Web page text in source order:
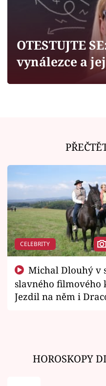
Sledujte prima+
Filmový festival
Sledujte nás
OTESTUJTE
vynálezce a
CELEBRITY
slavného filmového
Jezdil na něm i
HOROSKOPY